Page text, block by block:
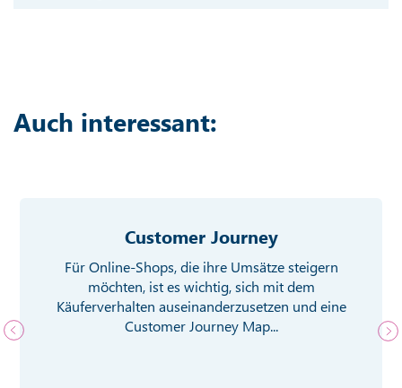
Auch interessant:
Customer Journey
Für Online-Shops, die ihre Umsätze steigern
möchten, ist es wichtig, sich mit dem
Käuferverhalten auseinanderzusetzen und eine
Customer Journey Map...